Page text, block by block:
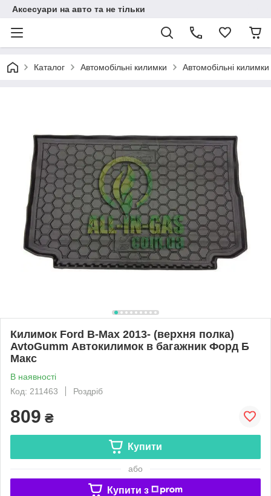
Аксесуари на авто та не тільки
Каталог Автомобільні килимки Автомобільні
Килимок Ford B-Max 2013- (верхня полка)
AvtoGumm Автокилимок в багажник Форд Б
Макс
В наявності
Код: 211463
Роздріб
809 ₴
Купити
або
Купити з